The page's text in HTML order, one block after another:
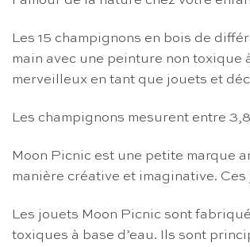
Les 15 champignons en bois de
main avec une peinture non toxique
merveilleux en tant que jouets et
Les champignons mesurent entre
Moon Picnic est une petite marque
manière créative et imaginative.
Les jouets Moon Picnic sont
toxiques à base d’eau. Ils sont